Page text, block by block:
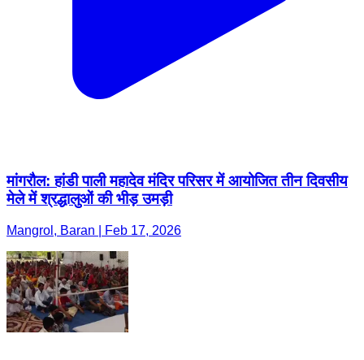
मांगरौल: हांडी पाली महादेव मंदिर परिसर में आयोजित तीन दिवसीय
मेले में श्रद्धालुओं की भीड़ उमड़ी
Mangrol, Baran | Feb 17, 2026